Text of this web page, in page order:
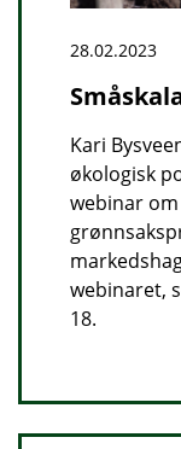
28.02.2023
Kari
økologisk
webinar
webinaret,
18.